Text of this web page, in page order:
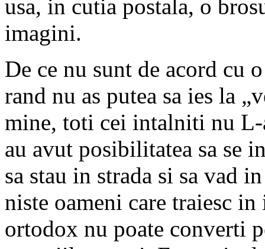
usa, in cutia postala, o
imagini.
De ce nu sunt de acord cu
rand nu as putea sa ies la
mine, toti cei intalniti nu L-
au avut posibilitatea sa se
sa stau in strada si sa vad
niste oameni care traiesc
ortodox nu poate converti